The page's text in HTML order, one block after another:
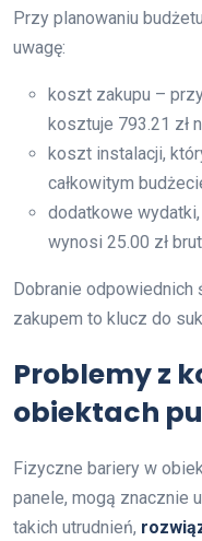
Przy planowaniu
uwagę:
koszt zakupu –
kosztuje 793.21 zł
koszt instalacji,
całkowitym
dodatkowe
wynosi 25.00 zł
Dobranie odpowiednich
zakupem to klucz do
Problemy z
obiektach
Fizyczne bariery w
panele, mogą znacznie
takich utrudnień,